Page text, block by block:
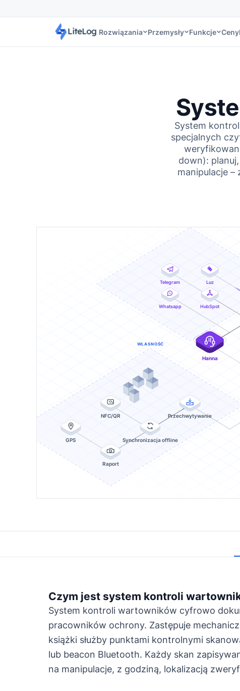
Rozwiązania Przemysły Funkcje Ceny
System
specjalnych
down):
manipulacje –
WŁASNOŚĆ
Telegram Luz
Whatsapp HubSpot
Hanna
NFC/QR
GPS Synchronizacja offline
Raport
Przechwytywanie
Czym jest system kontroli
System kontroli wartowników cyfrowo
pracowników ochrony. Zastępuje
książki służby punktami kontrolnymi
lub beacon Bluetooth. Każdy skan
na manipulacje, z godziną, lokalizacją